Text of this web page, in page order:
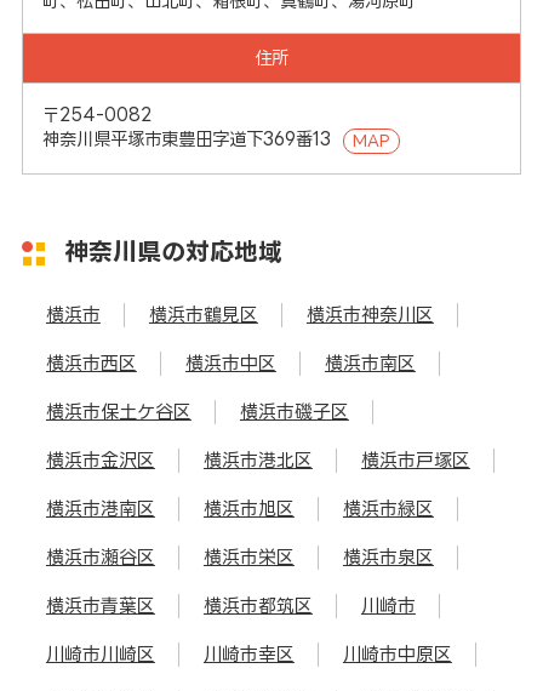
住所
〒254-0082
神奈川県平塚市東豊田字道下369番13
MAP
神奈川県の対応地域
横浜市 横浜市鶴見区 横浜市神奈川区
横浜市西区 横浜市中区 横浜市南区
横浜市保土ケ谷区 横浜市磯子区
横浜市金沢区 横浜市港北区 横浜市戸塚区
横浜市港南区 横浜市旭区 横浜市緑区
横浜市瀬谷区 横浜市栄区 横浜市泉区
横浜市青葉区 横浜市都筑区 川崎市
川崎市川崎区 川崎市幸区 川崎市中原区